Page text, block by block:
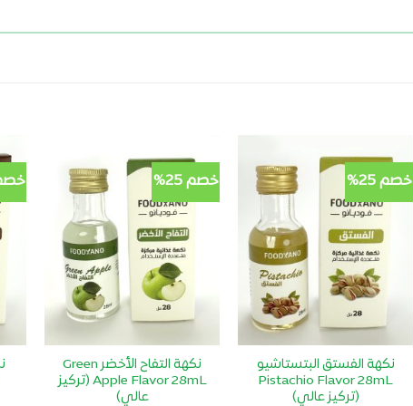
خصم 25%
أضف
لمفضلتي
نكهة الفستق البتستاشيو
Pistachio Flavor 28mL
(تركيز عالي)
خصم 25%
لمفضلتي
نكهة التفاح الأخضر Green
Apple Flavor 28mL (تركيز
عالي)
خصم